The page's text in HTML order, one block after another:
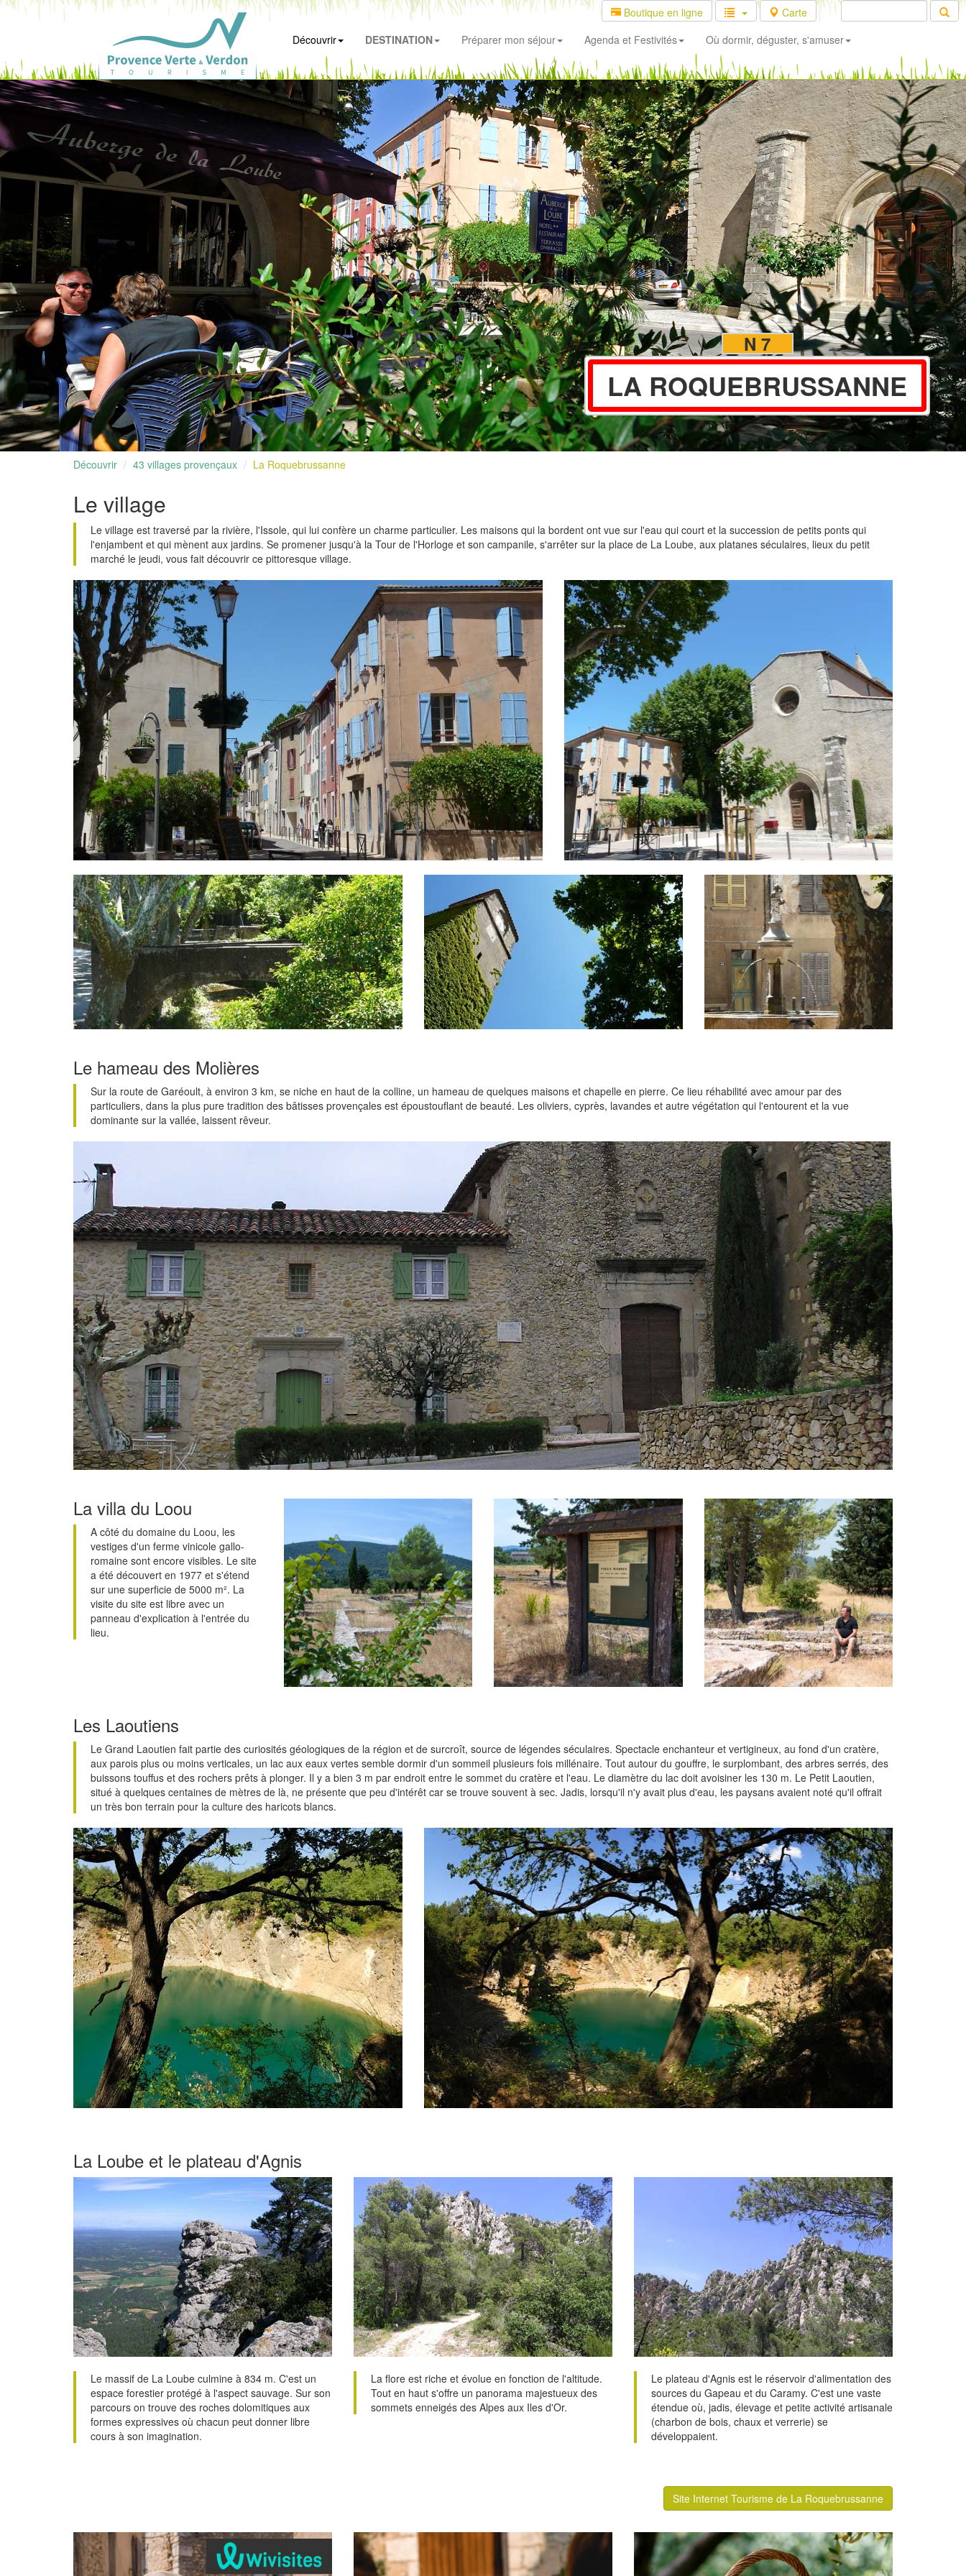
Boutique en ligne
Carte
Découvrir
DESTINATION Préparer mon séjour Agenda et Festivités Où dormir, déguster, s'amuser
N 7
LA ROQUEBRUSSANNE
Découvrir 43 villages provençaux La Roquebrussanne
Le village
Le village est traversé par la rivière, l'Issole, qui lui confère un charme particulier. Les maisons qui la bordent ont vue sur l'eau qui court et la succession de petits ponts qui
l'enjambent et qui mènent aux jardins. Se promener jusqu'à la Tour de l'Horloge et son campanile, s'arrêter sur la place de La Loube, aux platanes séculaires, lieux du petit
marché le jeudi, vous fait découvrir ce pittoresque village.
Le hameau des Molières
Sur la route de Garéoult, à environ 3 km, se niche en haut de la colline, un hameau de quelques maisons et chapelle en pierre. Ce lieu réhabilité avec amour par des
particuliers, dans la plus pure tradition des bâtisses provençales est époustouflant de beauté. Les oliviers, cyprès, lavandes et autre végétation qui l'entourent et la vue
dominante sur la vallée, laissent rêveur.
La villa du Loou
A côté du domaine du Loou, les
vestiges d'un ferme vinicole gallo-
romaine sont encore visibles. Le site
a été découvert en 1977 et s'étend
sur une superficie de 5000 m². La
visite du site est libre avec un
panneau d'explication à l'entrée du
lieu.
Les Laoutiens
Le Grand Laoutien fait partie des curiosités géologiques de la région et de surcroît, source de légendes séculaires. Spectacle enchanteur et vertigineux, au fond d'un cratère,
aux parois plus ou moins verticales, un lac aux eaux vertes semble dormir d'un sommeil plusieurs fois millénaire. Tout autour du gouffre, le surplombant, des arbres serrés, des
buissons touffus et des rochers prêts à plonger. Il y a bien 3 m par endroit entre le sommet du cratère et l'eau. Le diamètre du lac doit avoisiner les 130 m. Le Petit Laoutien,
situé à quelques centaines de mètres de là, ne présente que peu d'intérêt car se trouve souvent à sec. Jadis, lorsqu'il n'y avait plus d'eau, les paysans avaient noté qu'il offrait
un très bon terrain pour la culture des haricots blancs.
La Loube et le plateau d'Agnis
Le massif de La Loube culmine à 834 m. C'est un
espace forestier protégé à l'aspect sauvage. Sur son
parcours on trouve des roches dolomitiques aux
formes expressives où chacun peut donner libre
cours à son imagination.
La flore est riche et évolue en fonction de l'altitude.
Tout en haut s'offre un panorama majestueux des
sommets enneigés des Alpes aux Iles d'Or.
Le plateau d'Agnis est le réservoir d'alimentation des
sources du Gapeau et du Caramy. C'est une vaste
étendue où, jadis, élevage et petite activité artisanale
(charbon de bois, chaux et verrerie) se
développaient.
Site Internet Tourisme de La Roquebrussanne